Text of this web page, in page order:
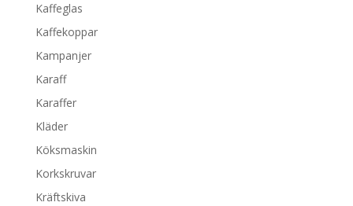
Kaffeglas
Kaffekoppar
Kampanjer
Karaff
Karaffer
Kläder
Köksmaskin
Korkskruvar
Kräftskiva